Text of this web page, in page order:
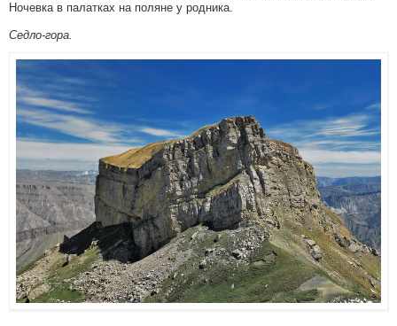
Ночевка в палатках на поляне у родника.
Седло-гора.